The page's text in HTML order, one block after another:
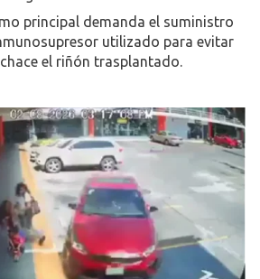
principal demanda el suministro
utilizado para evitar
el riñón trasplantado.